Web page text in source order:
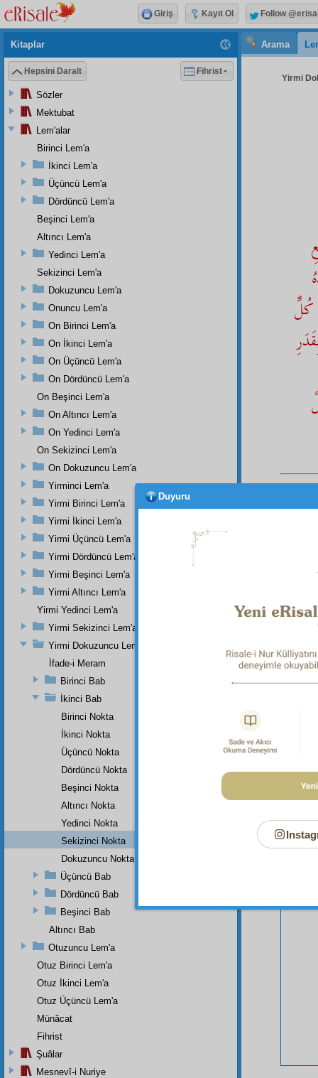
Arama
Yirmi
كُلٌّ
olan
Bu
Kitaplar
Hepsini Daralt Fihrist
Sözler
Mektubat
Lem'alar
Birinci Lem'a
İkinci Lem'a
Üçüncü Lem'a
Dördüncü Lem'a
Beşinci Lem'a
Altıncı Lem'a
Yedinci Lem'a
Sekizinci Lem'a
Dokuzuncu Lem'a
Onuncu Lem'a
On Birinci Lem'a
On İkinci Lem'a
On Üçüncü Lem'a
On Dördüncü Lem'a
On Beşinci Lem'a
On Altıncı Lem'a
On Yedinci Lem'a
On Sekizinci Lem'a
On Dokuzuncu Lem'a
Yirminci Lem'a
Yirmi Birinci Lem'a
Yirmi İkinci Lem'a
Yirmi Üçüncü Lem'a
Yirmi Dördüncü Lem'a
Yirmi Beşinci Lem'a
Yirmi Altıncı Lem'a
Yirmi Yedinci Lem'a
Yirmi Sekizinci Lem'a
Yirmi Dokuzuncu Lem'a
İfade-i Meram
Birinci Bab
İkinci Bab
Birinci Nokta
İkinci Nokta
Üçüncü Nokta
Dördüncü Nokta
Beşinci Nokta
Altıncı Nokta
Yedinci Nokta
Sekizinci Nokta
Dokuzuncu Nokta
Üçüncü Bab
Dördüncü Bab
Beşinci Bab
Altıncı Bab
Otuzuncu Lem'a
Otuz Birinci Lem'a
Otuz İkinci Lem'a
Otuz Üçüncü Lem'a
Münâcat
Fihrist
Şuâlar
Mesnevî-i Nuriye
Giriş Kayıt Ol Follow
Duyuru